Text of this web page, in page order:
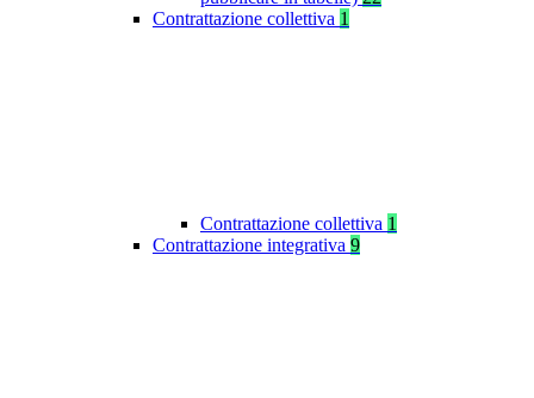
Contrattazione collettiva 1
Contrattazione collettiva 1
Contrattazione integrativa 9